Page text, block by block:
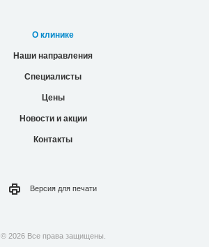
О клинике
Наши направления
Специалисты
Цены
Новости и акции
Контакты
Версия для печати
© 2026 Все права защищены.